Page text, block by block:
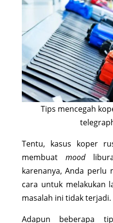
Tips mencegah
Tentu, kasus koper
membuat mood
karenanya, Anda perlu
cara untuk melakukan
masalah ini tidak terjadi.
Adapun beberapa